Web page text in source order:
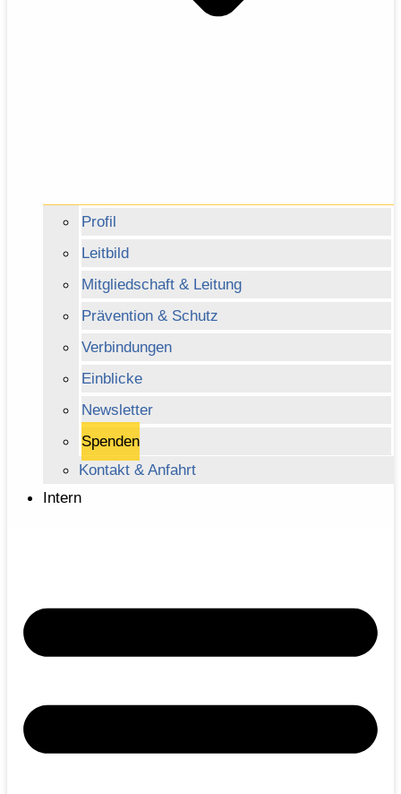
Profil
Leitbild
Mitgliedschaft & Leitung
Prävention & Schutz
Verbindungen
Einblicke
Newsletter
Spenden
Kontakt & Anfahrt
Intern